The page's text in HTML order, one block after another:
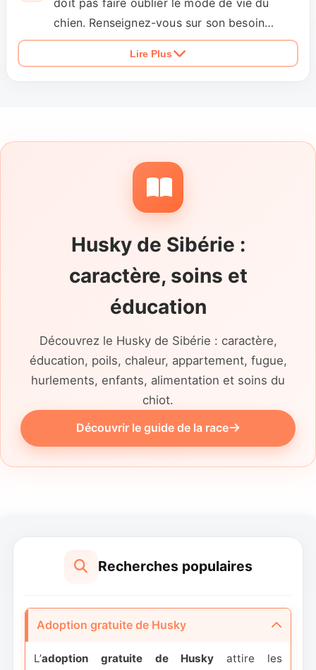
chien. Renseignez-vous sur son besoin
d’activité, son rappel, sa marche en laisse,
ses éventuelles fugues et son
type de clôture lui convient. Le motif du
placement, l’identification I-CAD, les
vaccins, la stérilisation et les antécédents
oculaires ou articulaires doivent être
Lire Plus
Husky de Sibérie :
caractère, soins et
éducation
Découvrez le Husky de Sibérie : caractère,
éducation, poils, chaleur, appartement, fugue,
hurlements, enfants, alimentation et soins du
chiot.
Découvrir le guide de la race
Recherches populaires
Adoption gratuite de Husky
L’adoption gratuite de Husky attire les